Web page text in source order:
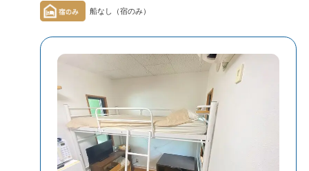
船なし（宿のみ）